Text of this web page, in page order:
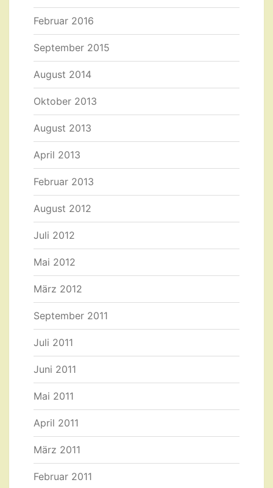
Februar 2016
September 2015
August 2014
Oktober 2013
August 2013
April 2013
Februar 2013
August 2012
Juli 2012
Mai 2012
März 2012
September 2011
Juli 2011
Juni 2011
Mai 2011
April 2011
März 2011
Februar 2011